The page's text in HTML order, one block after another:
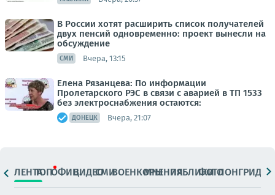
В России хотят расширить список получателей
двух пенсий одновременно: проект вынесли на
обсуждение
СМИ Вчера, 13:15
Елена Рязанцева: По информации
Пролетарского РЭС в связи с аварией в ТП 1533
без электроснабжения остаются:
ДОНЕЦК Вчера, 21:07
ЛЕНТАТОПОФИЦ.ВИДЕОСМИВОЕНКОРЫМНЕНИЯПАБЛИКИ
ФОТОЛОНГРИДЫ